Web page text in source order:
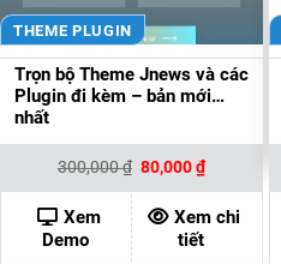
THEME PLUGIN
Trọn bộ Theme Jnews và các
Plugin đi kèm – bản mới
nhất
300,000₫ Giá
gốc
là:
300,000 ₫.
80,000₫Giá
hiện
tại
là:
80,000 ₫.
Xem
Demo
Xem chi
tiết